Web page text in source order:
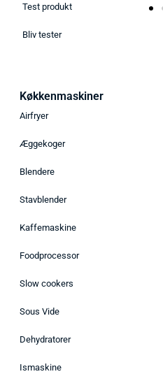
Test produkt
Bliv tester
Køkkenmaskiner
Airfryer
Æggekoger
Blendere
Stavblender
Kaffemaskine
Foodprocessor
Slow cookers
Sous Vide
Dehydratorer
Ismaskine